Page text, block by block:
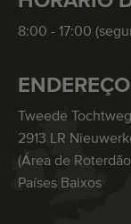
8:00 - 17:00
ENDEREÇO
Tweede
2913 LR
(Área de
Países Baixos